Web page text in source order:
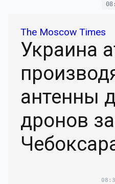
The Moscow Times
Украина
антенны
дронов